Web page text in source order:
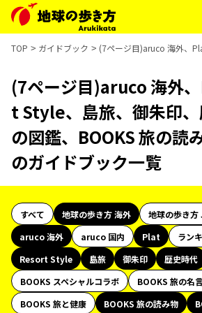
TOP ガイドブック (7ページ目)aruco 海外、
(7ページ目)aruco 海外
t Style、島旅、御朱印
の図鑑、BOOKS 旅の読
のガイドブック一覧
すべて 地球の歩き方 海外
地球の歩き方
aruco 海外
aruco 国内 Plat
ラン
Resort Style
島旅 御朱印 歴史時代
BOOKS スペシャルコラボ
BOOKS 旅の名
BOOKS 旅と健康
BOOKS 旅の読み物